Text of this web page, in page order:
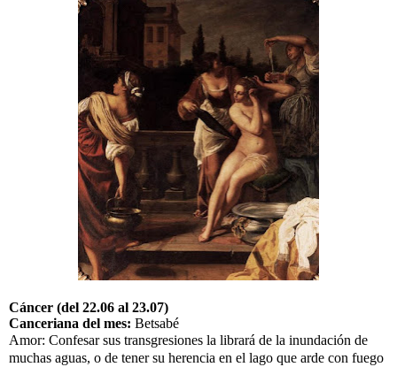
Cáncer (del 22.06 al 23.07)
Canceriana del mes: Betsabé
Amor: Confesar sus transgresiones la librará de la inundación de
muchas aguas, o de tener su herencia en el lago que arde con fuego